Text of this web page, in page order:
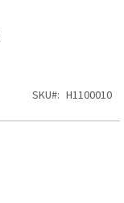
SKU H1100010